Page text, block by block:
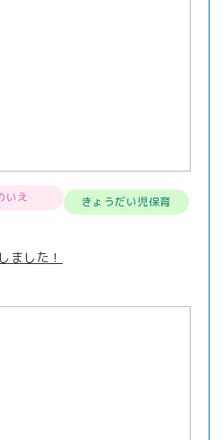
いえ
きょうだい児保育
ました！